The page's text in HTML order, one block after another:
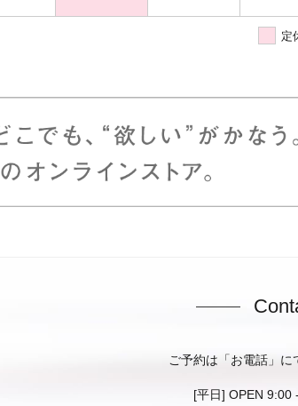
定
ご予約は「お電話」に
[平日] OPEN 9:00